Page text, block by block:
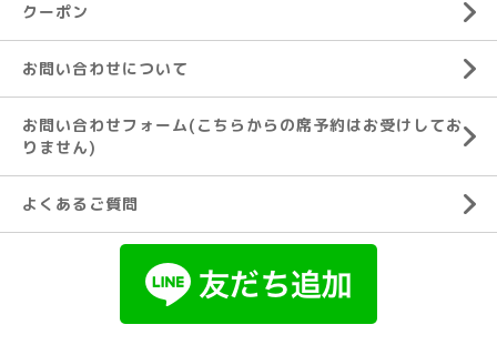
クーポン
お問い合わせについて
お問い合わせフォーム(こちらからの席予約はお受けしてお
りません)
よくあるご質問